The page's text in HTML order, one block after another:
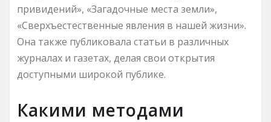
привидений», «Загадочные места земли»,
«Сверхъестественные явления в нашей жизни».
Она также публиковала статьи в различных
журналах и газетах, делая свои открытия
доступными широкой публике.
Какими методами